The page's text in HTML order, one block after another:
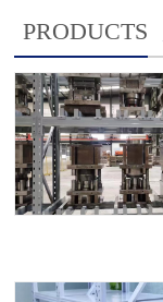
PRODUCTS